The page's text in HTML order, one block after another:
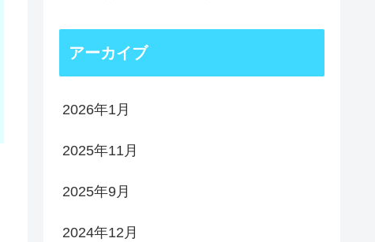
アーカイブ
2026年1月
2025年11月
2025年9月
2024年12月